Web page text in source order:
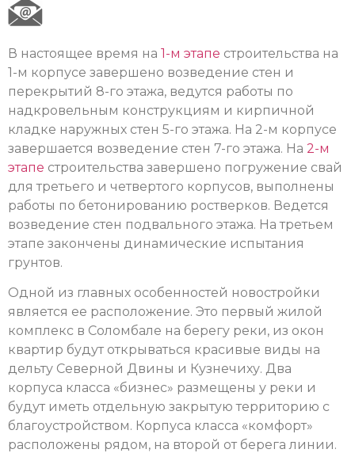
В настоящее время на 1-м этапе строительства на
1-м корпусе завершено возведение стен и
перекрытий 8-го этажа, ведутся работы по
надкровельным конструкциям и кирпичной
кладке наружных стен 5-го этажа. На 2-м корпусе
завершается возведение стен 7-го этажа. На 2-м
этапе строительства завершено погружение свай
для третьего и четвертого корпусов, выполнены
работы по бетонированию ростверков. Ведется
возведение стен подвального этажа. На третьем
этапе закончены динамические испытания
грунтов.
Одной из главных особенностей новостройки
является ее расположение. Это первый жилой
комплекс в Соломбале на берегу реки, из окон
квартир будут открываться красивые виды на
дельту Северной Двины и Кузнечиху. Два
корпуса класса «бизнес» размещены у реки и
будут иметь отдельную закрытую территорию с
благоустройством. Корпуса класса «комфорт»
расположены рядом, на второй от берега линии.